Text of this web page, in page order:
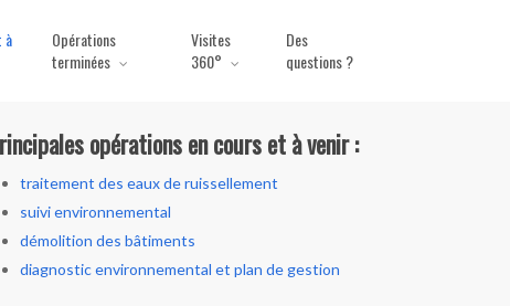
à
Opérations
terminées
Visites
360°
Des
questions ?
opérations en cours et à venir :
traitement des eaux de ruissellement
suivi environnemental
démolition des bâtiments
diagnostic environnemental et plan de gestion